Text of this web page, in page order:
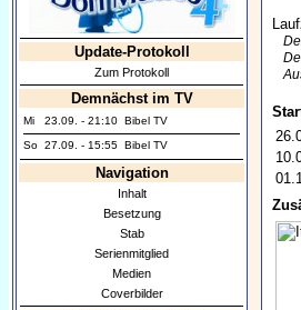
Update-Protokoll
Zum Protokoll
Demnächst im TV
Mi 23.09. - 21:10 Bibel TV
So 27.09. - 15:55 Bibel TV
Navigation
Inhalt
Besetzung
Stab
Serienmitglied
Medien
Coverbilder